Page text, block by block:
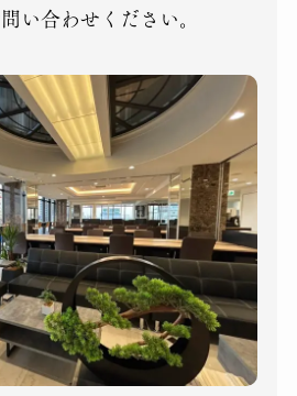
い合わせください。